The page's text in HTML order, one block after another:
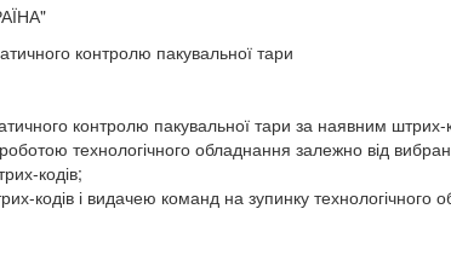
контролю пакувальної тари
контролю пакувальної тари за наявним
технологічного обладнання залежно від
кодів;
кодів і видачею команд на зупинку